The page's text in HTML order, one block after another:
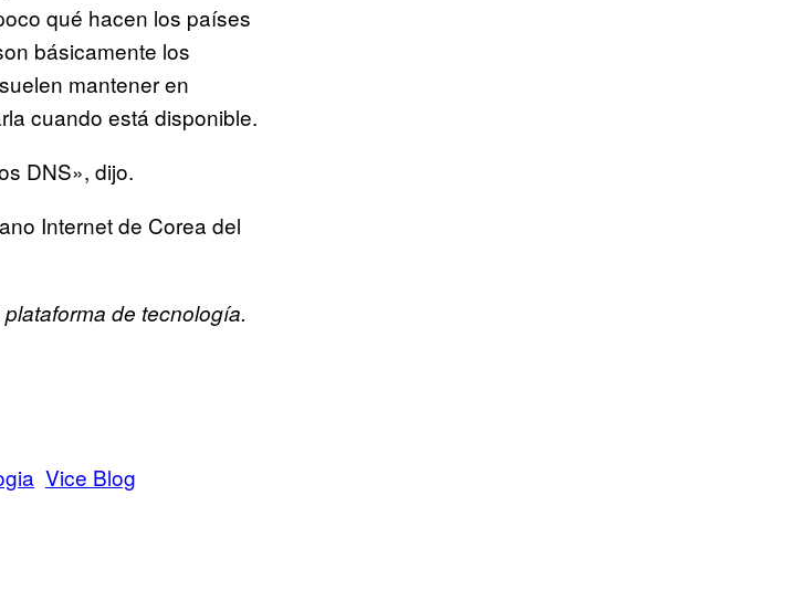
qué hacen los países
básicamente los
mantener en
cuando está disponible.
DNS», dijo.
Internet de Corea del
de tecnología.
Vice Blog